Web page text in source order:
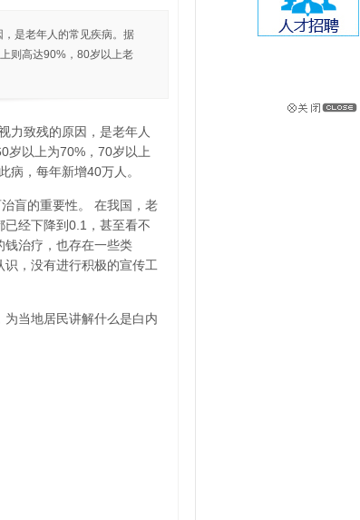
是老年人的常见疾病。据
则高达90%，80岁以上老
力致残的原因，是老年人
岁以上为70%，70岁以上
病，每年新增40万人。
盲的重要性。 在我国，老
经下降到0.1，甚至看不
钱治疗，也存在一些类
识，没有进行积极的宣传工
当地居民讲解什么是白内